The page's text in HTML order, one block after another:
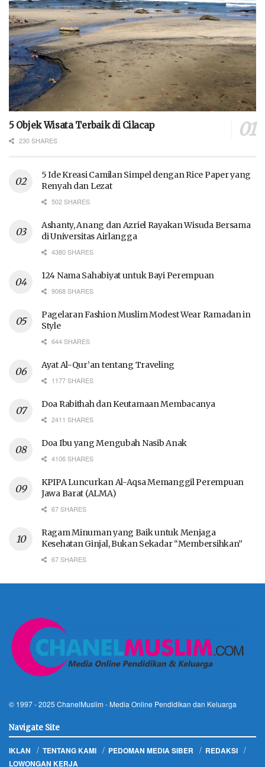
5 Objek Wisata Terbaik di Cilacap
230 SHARES
5 Ide Kreasi Camilan Simpel dengan Rice Paper yang
Renyah dan Lezat
502 SHARES
Ashanty, Anang dan Azriel Rayakan Wisuda Bersama
di Universitas Airlangga
4380 SHARES
124 Nama Sahabiyat untuk Bayi Perempuan
9068 SHARES
Pagelaran Fashion Muslim Modest Wear Ramadan in
Style
644 SHARES
Ayat Al-Qur’an tentang Traveling
1177 SHARES
Doa Rabithah dan Keutamaan Membacanya
2411 SHARES
Doa Ibu yang Mengubah Nasib Anak
4106 SHARES
KPIPA Luncurkan Al-Aqsa Memanggil Perempuan
Jawa Barat (ALMA)
67 SHARES
Ragam Minuman yang Baik untuk Menjaga
Kesehatan Ginjal, Bukan Sekadar “Membersihkan”
67 SHARES
© 1997 - 2025 ChanelMuslim - Media Online Pendidikan dan Keluarga
Navigate Site
IKLAN TENTANG KAMI PEDOMAN MEDIA SIBER
REDAKSI
LOWONGAN KERJA